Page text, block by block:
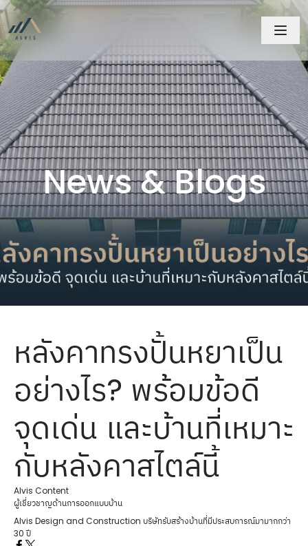
News & Blogs
หลังคาทรงปั้นหยาเป็น
อย่างไร? พร้อมข้อดี
จุดเด่น และบ้านที่เหมาะ
กับหลังคาสไตล์นี้
Alvis Content
ผู้เชี่ยวชาญด้านการออกแบบบ้าน
Alvis Design and Construction บริษัทรับสร้างบ้านที่มีประสบการณ์มามากกว่า
30 ปี